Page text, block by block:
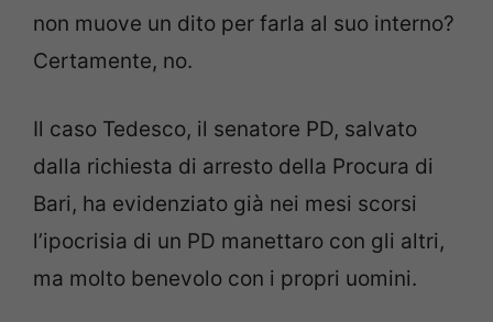
non muove un dito per farla al suo interno?
Certamente, no.
Il caso Tedesco, il senatore PD, salvato
dalla richiesta di arresto della Procura di
Bari, ha evidenziato già nei mesi scorsi
l’ipocrisia di un PD manettaro con gli altri,
ma molto benevolo con i propri uomini.